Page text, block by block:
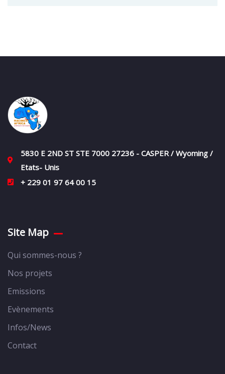
5830 E 2ND ST STE 7000 27236 - CASPER / Wyoming /
Etats- Unis
+ 229 01 97 64 00 15
Site Map
Qui sommes-nous ?
Nos projets
Emissions
Evènements
Infos/News
Contact